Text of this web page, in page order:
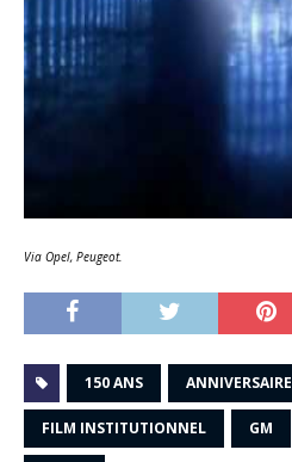
Via Opel, Peugeot.
150 ANS ANNIVERSAIRE
FILM INSTITUTIONNEL GM